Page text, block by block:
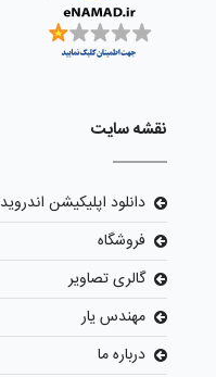
نقشه سایت
دانلود اپلیکیشن اندروید
فروشگاه
گالری تصاویر
مهندس یار
درباره ما